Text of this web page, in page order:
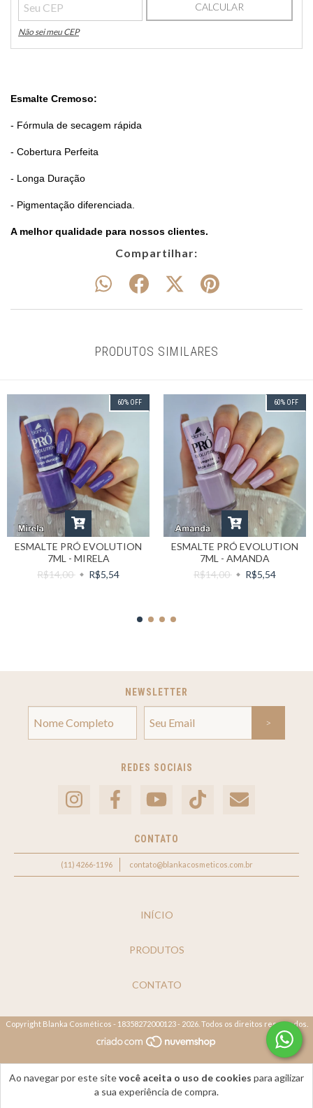
Ao navegar por este sitevocê aceita o uso de cookies para agilizar
a sua experiência de compra.
CALCULAR
Não sei meu CEP
Esmalte Cremoso:
- Fórmula de secagem rápida
- Cobertura Perfeita
- Longa Duração
- Pigmentação diferenciada.
A melhor qualidade para nossos clientes.
Compartilhar:
PRODUTOS SIMILARES
60% OFF
ESMALTE PRÓ EVOLUTION
7ML - MIRELA
R$14,00
R$5,54
60% OFF
ESMALTE PRÓ EVOLUTION
7ML - AMANDA
R$14,00
R$5,54
NEWSLETTER
REDES SOCIAIS
CONTATO
(11) 4266-1196 contato@blankacosmeticos.com.br
INÍCIO
PRODUTOS
CONTATO
Copyright Blanka Cosméticos - 18358272000123 - 2026. Todos os direitos reservados.